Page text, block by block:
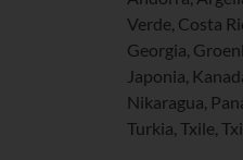
Verde, Costa
Georgia,
Japonia,
Nikaragua,
Turkia, Txile,